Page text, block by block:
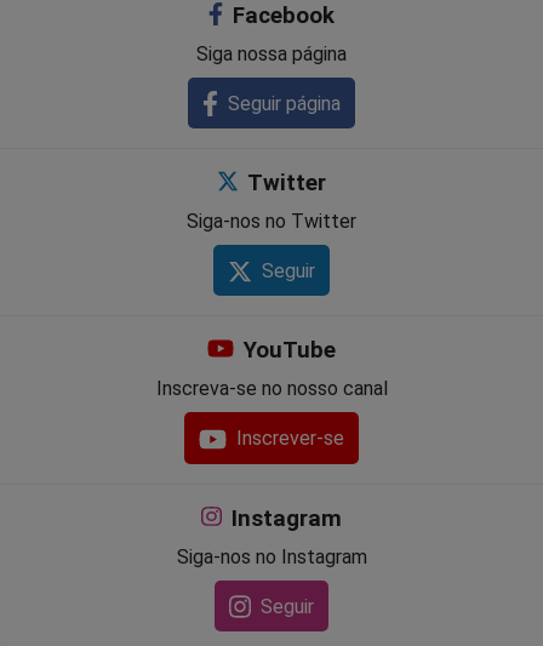
Facebook
Siga nossa página
Seguir página
Twitter
Siga-nos no Twitter
Seguir
YouTube
Inscreva-se no nosso canal
Inscrever-se
Instagram
Siga-nos no Instagram
Seguir